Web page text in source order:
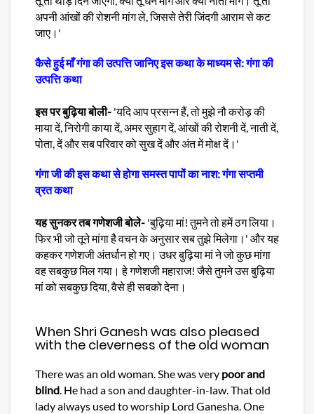
अपनी आंखों की रोशनी मांग ले, जिससे तेरी जिंदगी आराम से कट
जाए।'
कैसे हुई माँ गंगा की उत्पत्ति जानिए इस कथा के माध्यम से: गंगा की
उत्पत्ति कथा
इस पर बुढ़िया बोली- 'यदि आप प्रसन्न हैं, तो मुझे नौ करोड़ की
माया दें, निरोगी काया दें, अमर सुहाग दें, आंखों की रोशनी दें, नाती दें,
पोता, दें और सब परिवार को सुख दें और अंत में मोक्ष दें।'
गंगा जी की इस कथा से होगा समस्त पापों का नाश: गंगा सप्तमी
व्रत कथा
यह सुनकर तब गणेशजी बोले- 'बुढ़िया मां! तुमने तो हमें ठग लिया।
फिर भी जो तूने मांगा है वचन के अनुसार सब तुझे मिलेगा।' और यह
कहकर गणेशजी अंतर्धान हो गए। उधर बुढ़िया मां ने जो कुछ मांगा
वह सबकुछ मिल गया। हे गणेशजी महाराज! जैसे तुमने उस बुढ़िया
मां को सबकुछ दिया, वैसे ही सबको देना।
When Shri Ganesh was also pleased
with the cleverness of the old woman
There was an old woman. She was very poor and
blind. He had a son and daughter-in-law. That old
lady always used to worship Lord Ganesha. One